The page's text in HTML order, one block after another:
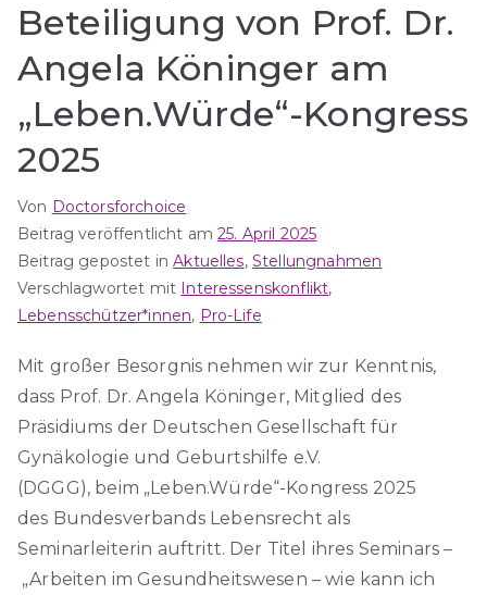
Beteiligung von Prof. Dr.
Angela Köninger am
„Leben.Würde“-Kongress
2025
Von Doctorsforchoice
Beitrag veröffentlicht am25. April 2025
Beitrag gepostet inAktuelles, Stellungnahmen
Verschlagwortet mit Interessenskonflikt,
Lebensschützer*innen, Pro-Life
Mit großer Besorgnis nehmen wir zur Kenntnis,
dass Prof. Dr. Angela Köninger, Mitglied des
Präsidiums der Deutschen Gesellschaft für
Gynäkologie und Geburtshilfe e.V.
(DGGG), beim „Leben.Würde“-Kongress 2025
des Bundesverbands Lebensrecht als
Seminarleiterin auftritt. Der Titel ihres Seminars –
„Arbeiten im Gesundheitswesen – wie kann ich